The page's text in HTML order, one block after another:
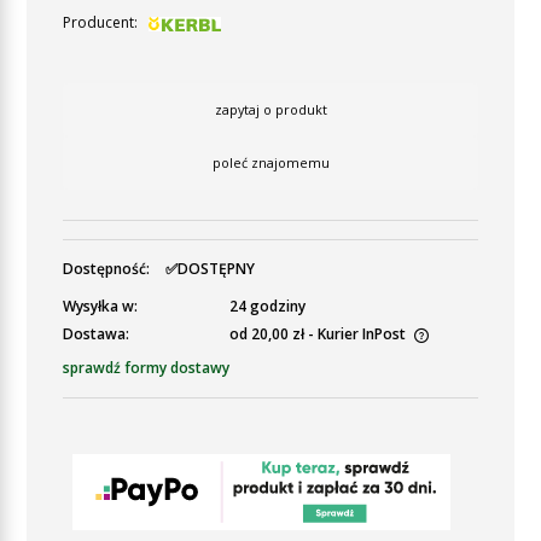
Producent:
zapytaj o produkt
poleć znajomemu
Dostępność:
✅DOSTĘPNY
Wysyłka w:
24 godziny
Dostawa:
od 20,00 zł - Kurier InPost
Cena nie zawiera ewentualnych kosztów płatności
sprawdź formy dostawy